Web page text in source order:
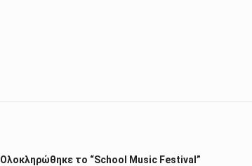
Ολοκληρώθηκε το “School Music Festival”